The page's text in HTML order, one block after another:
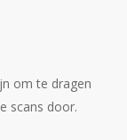
om te dragen
scans door.